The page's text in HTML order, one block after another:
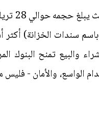
عامل
باسم سندات الخزانة)
دولار. هذه السهولة في الشراء
الواسع، والأمان -